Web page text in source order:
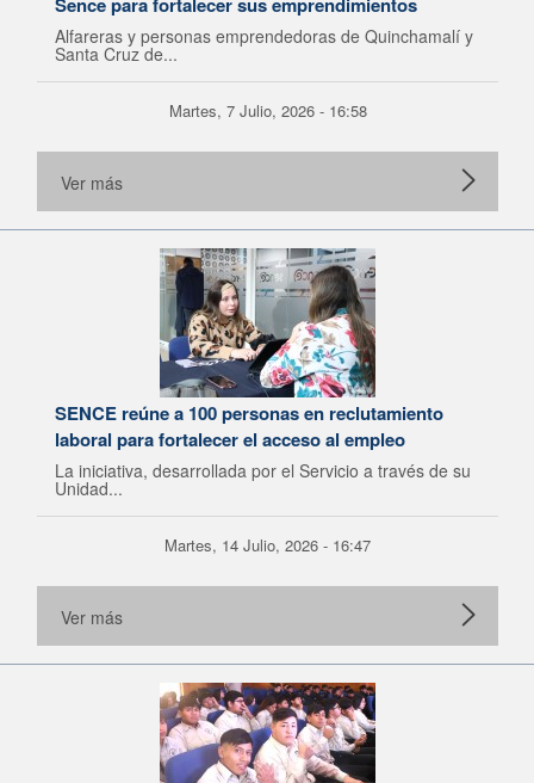
Alfareras y personas emprendedoras de Quinchamalí y
Santa Cruz de...
Martes, 7 Julio, 2026 - 16:58
Ver más
SENCE reúne a 100 personas en reclutamiento
laboral para fortalecer el acceso al empleo
La iniciativa, desarrollada por el Servicio a través de su
Unidad...
Martes, 14 Julio, 2026 - 16:47
Ver más